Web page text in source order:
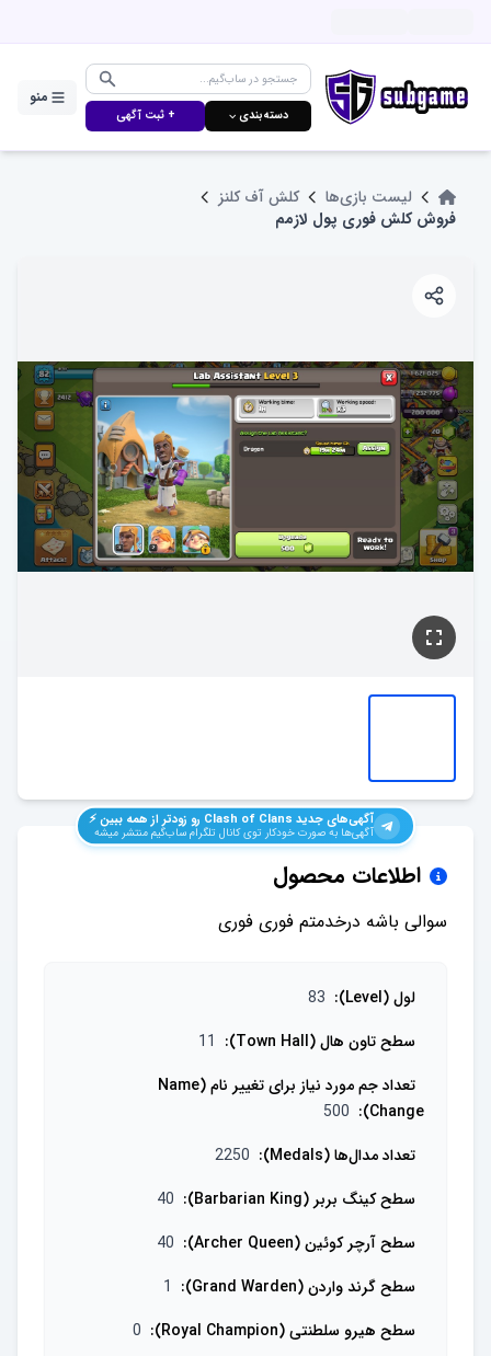
دسته‌بندی ⌵ + ثبت آگهی
منو
لیست بازی‌ها
کلش آف کلنز
فروش کلش فوری پول لازمم
آگهی‌های جدید Clash of Clans رو زودتر از همه ببین ⚡️
آگهی‌ها به صورت خودکار توی کانال تلگرام ساب‌گیم منتشر میشه
اطلاعات محصول
سوالی باشه درخدمتم فوری فوری
لول (Level) :
83
سطح تاون هال (Town Hall)
:
11
تعداد جم مورد نیاز برای تغییر نام (Name
Change)
:
500
تعداد مدال‌ها (Medals)
:
2250
سطح کینگ بربر (Barbarian King)
:
40
سطح آرچر کوئین (Archer Queen)
:
40
سطح گرند واردن (Grand Warden)
:
1
سطح هیرو سلطنتی (Royal Champion)
:
0